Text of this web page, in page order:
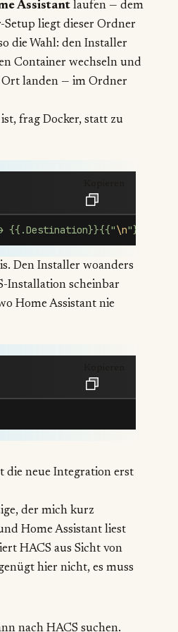
Assistant laufen — dem
liegt dieser Ordner
die Wahl: den Installer
Container wechseln und
Ort landen — im Ordner
frag Docker, statt zu
{{.Destination}}{{"\n"}}{{end}}
Den Installer woanders
Installation scheinbar
Home Assistant nie
die neue Integration erst
der mich kurz
Home Assistant liest
HACS aus Sicht von
hier nicht, es muss
nach HACS suchen.